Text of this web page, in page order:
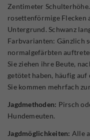
Zentimeter
rosettenförmige Flecken
Untergrund. Schwanz
Farbvarianten: Gänzlich
normalgefärbten
Sie ziehen ihre Beute,
getötet haben, häufig auf
Sie kommen mehrfach
Jagdmethoden: Pirsch
Hundemeuten.
Jagdmöglichkeiten: Alle